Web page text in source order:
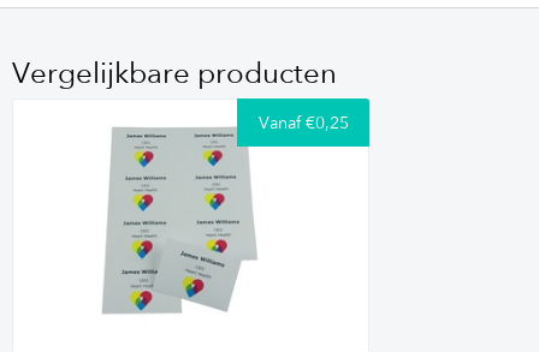
Vergelijkbare producten
Vanaf €0,25